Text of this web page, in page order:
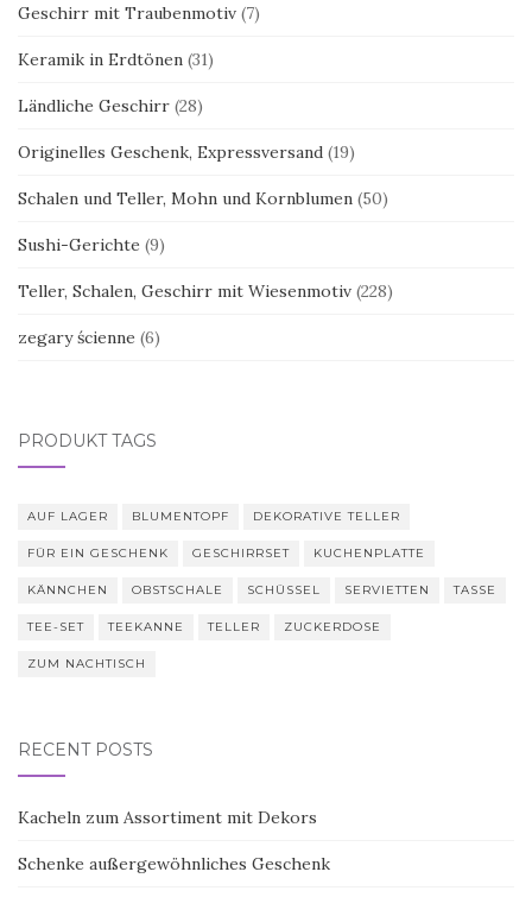
Geschirr mit Traubenmotiv (7)
Keramik in Erdtönen (31)
Ländliche Geschirr (28)
Originelles Geschenk, Expressversand (19)
Schalen und Teller, Mohn und Kornblumen (50)
Sushi-Gerichte (9)
Teller, Schalen, Geschirr mit Wiesenmotiv (228)
zegary ścienne (6)
PRODUKT TAGS
AUF LAGER BLUMENTOPF DEKORATIVE TELLER
FÜR EIN GESCHENK GESCHIRRSET KUCHENPLATTE
KÄNNCHEN OBSTSCHALE SCHÜSSEL SERVIETTEN TASSE
TEE-SET TEEKANNE TELLER ZUCKERDOSE
ZUM NACHTISCH
RECENT POSTS
Kacheln zum Assortiment mit Dekors
Schenke außergewöhnliches Geschenk